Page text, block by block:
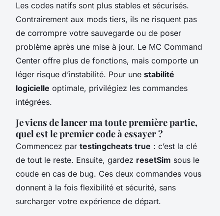
Les codes natifs sont plus stables et sécurisés.
Contrairement aux mods tiers, ils ne risquent pas
de corrompre votre sauvegarde ou de poser
problème après une mise à jour. Le MC Command
Center offre plus de fonctions, mais comporte un
léger risque d’instabilité. Pour une stabilité
logicielle optimale, privilégiez les commandes
intégrées.
Je viens de lancer ma toute première partie,
quel est le premier code à essayer ?
Commencez par testingcheats true : c’est la clé
de tout le reste. Ensuite, gardez resetSim sous le
coude en cas de bug. Ces deux commandes vous
donnent à la fois flexibilité et sécurité, sans
surcharger votre expérience de départ.